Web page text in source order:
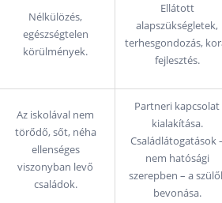
Nélkülözés,
egészségtelen
körülmények.
Ellátott
alapszükségletek,
terhesgondozás,
fejlesztés.
Az iskolával nem
törődő, sőt, néha
ellenséges
viszonyban levő
családok.
Partneri kapcsolat
kialakítása.
Családlátogatások
nem hatósági
szerepben – a
bevonása.